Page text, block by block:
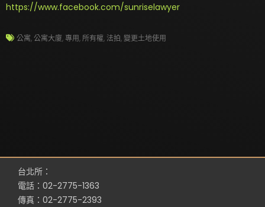
https://www.facebook.com/sunriselawyer
公寓,公寓大廈,專用,所有權, 法拍,變更土地使用
台北所：
電話：02-2775-1363
傳真：02-2775-2393